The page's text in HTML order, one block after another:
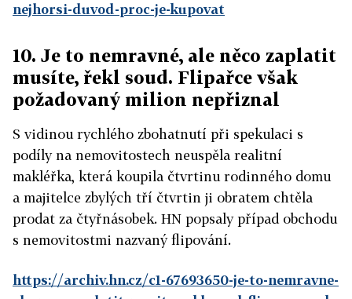
nejhorsi-duvod-proc-je-kupovat
10. Je to nemravné, ale něco zaplatit
musíte, řekl soud. Flipařce však
požadovaný milion nepřiznal
S vidinou rychlého zbohatnutí při spekulaci s
podíly na nemovitostech neuspěla realitní
makléřka, která koupila čtvrtinu rodinného domu
a majitelce zbylých tří čtvrtin ji obratem chtěla
prodat za čtyřnásobek. HN popsaly případ obchodu
s nemovitostmi nazvaný flipování.
https://archiv.hn.cz/c1-67693650-je-to-nemravne-